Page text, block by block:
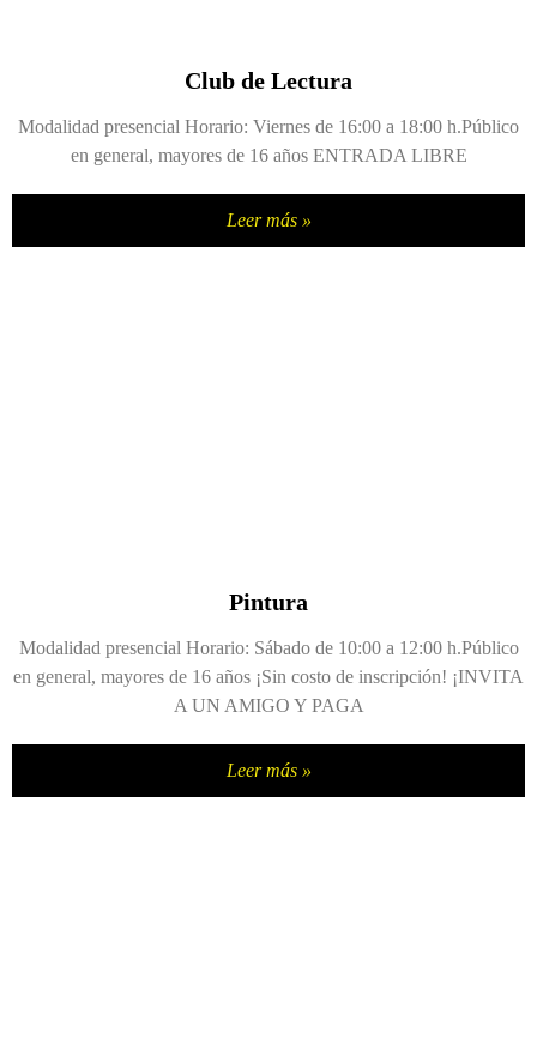
Club de Lectura
Modalidad presencial Horario: Viernes de 16:00 a 18:00 h.Público
en general, mayores de 16 años ENTRADA LIBRE
Leer más »
Pintura
Modalidad presencial Horario: Sábado de 10:00 a 12:00 h.Público
en general, mayores de 16 años ¡Sin costo de inscripción! ¡INVITA
A UN AMIGO Y PAGA
Leer más »